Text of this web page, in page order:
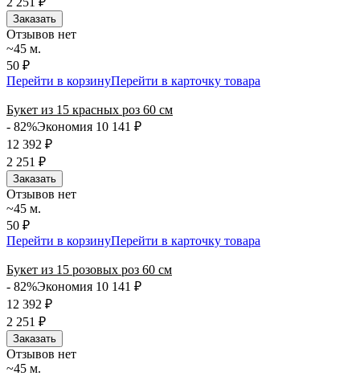
₽
Заказать
Отзывов нет
~45 м.
50 ₽
Перейти в корзинуПерейти в карточку товара
Букет из 15 красных роз 60 см
- 82%Экономия 10 141 ₽
12 392 ₽
2 251 ₽
Заказать
Отзывов нет
~45 м.
50 ₽
Перейти в корзинуПерейти в карточку товара
Букет из 15 розовых роз 60 см
- 82%Экономия 10 141 ₽
12 392 ₽
2 251 ₽
Заказать
Отзывов нет
~45 м.